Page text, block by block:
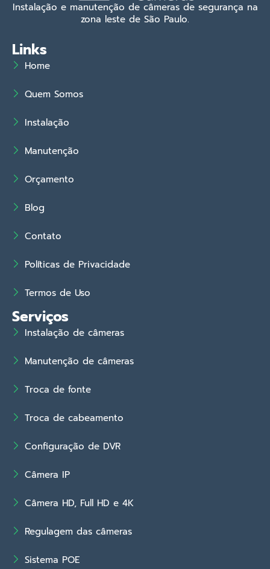
Instalação e manutenção de câmeras de segurança na
zona leste de São Paulo.
Links
Home
Quem Somos
Instalação
Manutenção
Orçamento
Blog
Contato
Políticas de Privacidade
Termos de Uso
Serviços
Instalação de câmeras
Manutenção de câmeras
Troca de fonte
Troca de cabeamento
Configuração de DVR
Câmera IP
Câmera HD, Full HD e 4K
Regulagem das câmeras
Sistema POE